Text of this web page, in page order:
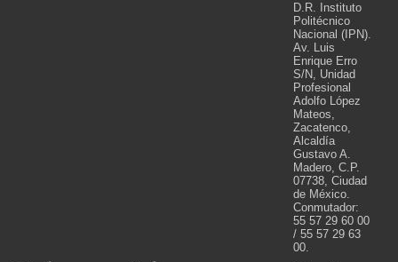
D.R. Instituto
Politécnico
Nacional (IPN).
Av. Luis
Enrique Erro
S/N, Unidad
Profesional
Adolfo López
Mateos,
Zacatenco,
Alcaldía
Gustavo A.
Madero, C.P.
07738, Ciudad
de México.
Conmutador:
55 57 29 60 00
/ 55 57 29 63
00.